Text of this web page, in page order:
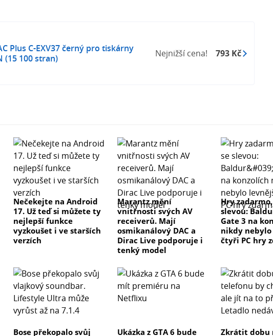
Plus C-EXV37 černý pro tiskárny
(15 100 stran)
Nejnižší cena! 793 Kč
Nečekejte na Android
17. Už teď si můžete ty
nejlepší funkce
vyzkoušet i ve starších
verzích
Marantz mění
vnitřnosti svých AV
receiverů. Mají
osmikanálový DAC a
Dirac Live podporuje i
tenký model
Hry
slevou:
Gate 3 na
nikdy
čtyři PC hry
Bose překopalo svůj Ukázka z GTA 6 bude Zkrátit dobu